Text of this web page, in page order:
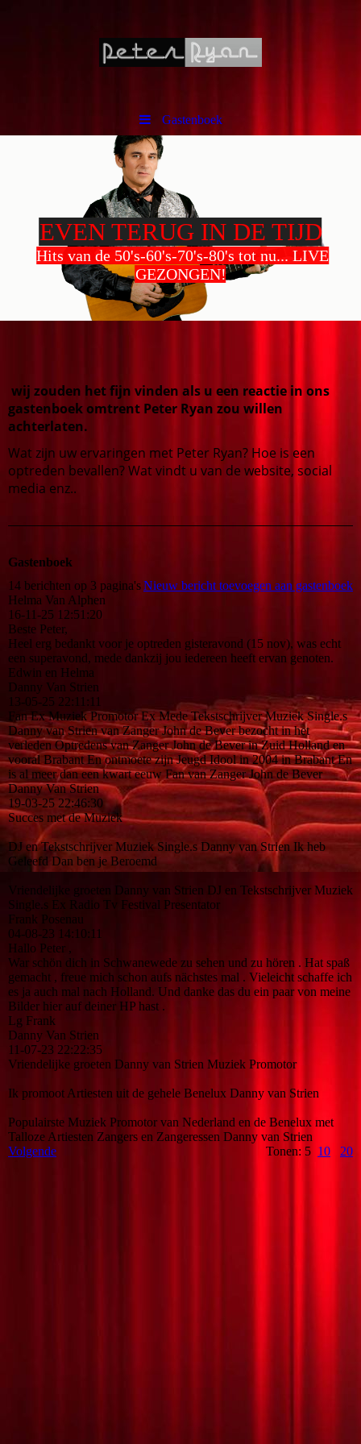
Gastenboek
EVEN TERUG IN DE TIJD
Hits van de 50's-60's-70's-80's tot nu... LIVE
GEZONGEN!
wij zouden het fijn vinden als u een reactie in ons
gastenboek omtrent Peter Ryan zou willen
achterlaten.
Wat zijn uw ervaringen met Peter Ryan? Hoe is een
optreden bevallen? Wat vindt u van de website, social
media enz..
Gastenboek
14 berichten op 3 pagina'sNieuw bericht toevoegen aan gastenboek
Helma Van Alphen
16-11-25 12:51:20
Beste Peter,
Heel erg bedankt voor je optreden gisteravond (15 nov), was echt
een superavond, mede dankzij jou iedereen heeft ervan genoten.
Edwin en Helma
Danny Van Strien
13-05-25 22:11:11
Fan Ex Muziek Promotor Ex Mede Tekstschrijver Muziek Single.s
Danny van Strien van Zanger John de Bever bezocht in het
verleden Optredens van Zanger John de Bever in Zuid Holland en
vooral Brabant En ontmoete zijn Jeugd Idool in 2004 in Brabant En
is al meer dan een kwart eeuw Fan van Zanger John de Bever
Danny Van Strien
19-03-25 22:46:30
Succes met de Muziek
DJ en Tekstschrijver Muziek Single.s Danny van Strien Ik heb
Geleefd Dan ben je Beroemd
Vriendelijke groeten Danny van Strien DJ en Tekstschrijver Muziek
Single.s Ex Radio Tv Festival Presentator
Frank Posenau
04-08-23 14:10:11
Hallo Peter ,
War schön dich in Schwanewede zu sehen und zu hören . Hat spaß
gemacht , freue mich schon aufs nächstes mal . Vieleicht schaffe ich
es ja auch mal nach Holland. Und danke das du ein paar von meine
Bilder hier auf deiner HP hast .
Lg Frank
Danny Van Strien
11-07-23 22:22:35
Vriendelijke groeten Danny van Strien Muziek Promotor
Ik promoot Artiesten uit de gehele Benelux Danny van Strien
Populairste Muziek Promotor van Nederland en de Benelux met
Talloze Artiesten Zangers en Zangeressen Danny van Strien
Volgende
Tonen: 5 10 20